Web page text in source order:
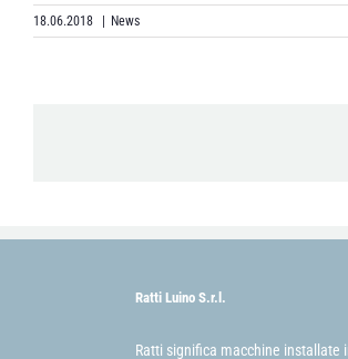
18.06.2018 News
Ratti Luino S.r.l.
Ratti significa macchine installate